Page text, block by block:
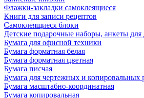
Флажки-закладки самоклеящиеся
Книги для записи рецептов
Самоклеящиеся блоки
Детские подарочные наборы, анкеты
Бумага для офисной техники
Бумага форматная белая
Бумага форматная цветная
Бумага писчая
Бумага для чертежных и копировальных
Бумага масштабно-координатная
Бумага копировальная